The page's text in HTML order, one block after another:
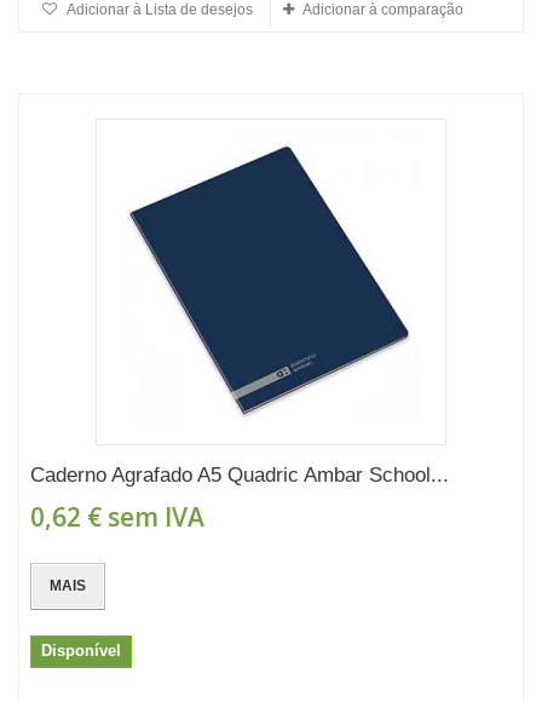
Adicionar à Lista de desejos Adicionar à comparação
Caderno Agrafado A5 Quadric Ambar School...
0,62 € sem IVA
MAIS
Disponível